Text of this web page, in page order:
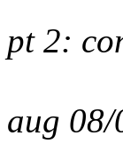
pt 2:
aug